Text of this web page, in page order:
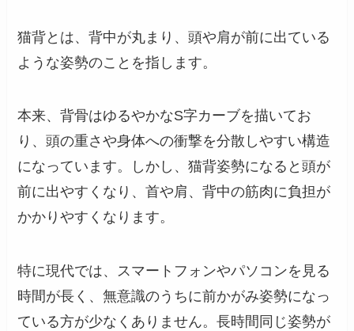
猫背とは、背中が丸まり、頭や肩が前に出ている
ような姿勢のことを指します。
本来、背骨はゆるやかなS字カーブを描いてお
り、頭の重さや身体への衝撃を分散しやすい構造
になっています。しかし、猫背姿勢になると頭が
前に出やすくなり、首や肩、背中の筋肉に負担が
かかりやすくなります。
特に現代では、スマートフォンやパソコンを見る
時間が長く、無意識のうちに前かがみ姿勢になっ
ている方が少なくありません。長時間同じ姿勢が